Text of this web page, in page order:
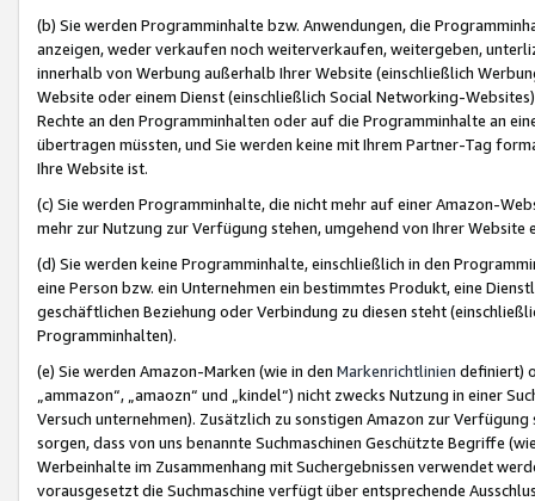
(b) Sie werden Programminhalte bzw. Anwendungen, die
anzeigen, weder verkaufen noch weiterverkaufen, weitergeben,
innerhalb von Werbung außerhalb Ihrer Website (einschließlich
Website oder einem Dienst (einschließlich Social Networking-
Rechte an den Programminhalten oder auf die Programminhalte an
übertragen müssten, und Sie werden keine mit Ihrem Partner-Tag
Ihre Website ist.
(c) Sie werden Programminhalte, die nicht mehr auf einer Amazon-
mehr zur Nutzung zur Verfügung stehen, umgehend von Ihrer
(d) Sie werden keine Programminhalte, einschließlich in den
eine Person bzw. ein Unternehmen ein bestimmtes Produkt, eine
geschäftlichen Beziehung oder Verbindung zu diesen steht
Programminhalten).
(e) Sie werden Amazon-Marken (wie in den Markenrichtlinien definiert)
„ammazon“, „amaozn“ und „kindel“) nicht zwecks Nutzung in einer
Versuch unternehmen). Zusätzlich zu sonstigen Amazon zur
sorgen, dass von uns benannte Suchmaschinen Geschützte Begriffe
Werbeinhalte im Zusammenhang mit Suchergebnissen verwendet
vorausgesetzt die Suchmaschine verfügt über entsprechende